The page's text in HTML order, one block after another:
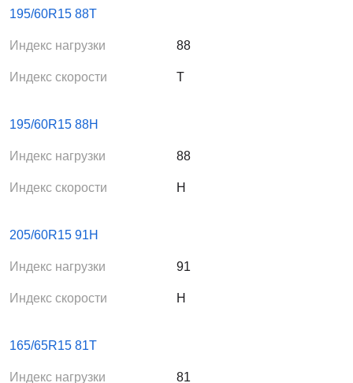
195/60R15 88T
Индекс нагрузки 88
Индекс скорости T
195/60R15 88H
Индекс нагрузки 88
Индекс скорости H
205/60R15 91H
Индекс нагрузки 91
Индекс скорости H
165/65R15 81T
Индекс нагрузки 81